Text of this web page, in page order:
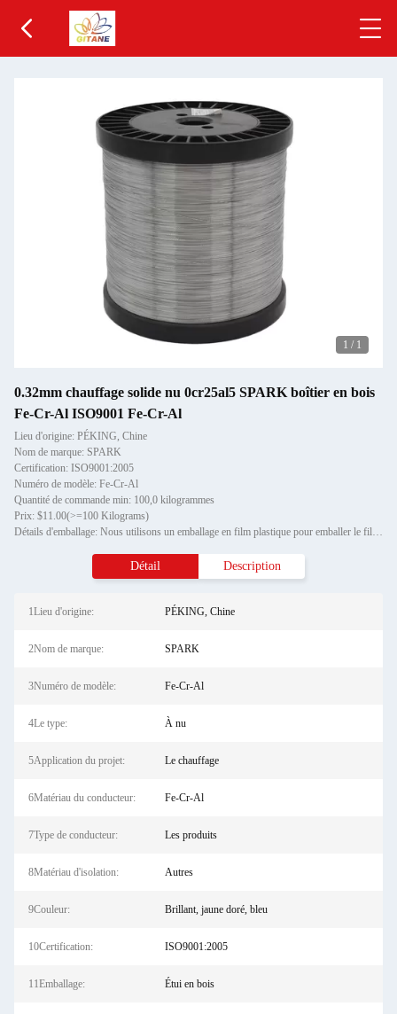
1 / 1
0.32mm chauffage solide nu 0cr25al5 SPARK boîtier en bois
Fe-Cr-Al ISO9001 Fe-Cr-Al
Lieu d'origine: PÉKING, Chine
Nom de marque: SPARK
Certification: ISO9001:2005
Numéro de modèle: Fe-Cr-Al
Quantité de commande min: 100,0 kilogrammes
Prix: $11.00(>=100 Kilograms)
Détails d'emballage: Nous utilisons un emballage en film plastique pour emballer le fil d'axe et l'emballage extérieur du
Détail Description
1Lieu d'origine: PÉKING, Chine
2Nom de marque: SPARK
3Numéro de modèle: Fe-Cr-Al
4Le type: À nu
5Application du projet: Le chauffage
6Matériau du conducteur: Fe-Cr-Al
7Type de conducteur: Les produits
8Matériau d'isolation: Autres
9Couleur: Brillant, jaune doré, bleu
10Certification: ISO9001:2005
11Emballage: Étui en bois